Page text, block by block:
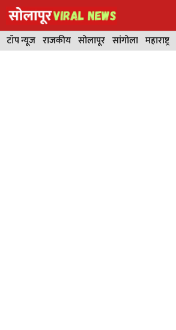
Skip
to
content
टॉप न्यूज राजकीय सोलापूर सांगोला महाराष्ट्र